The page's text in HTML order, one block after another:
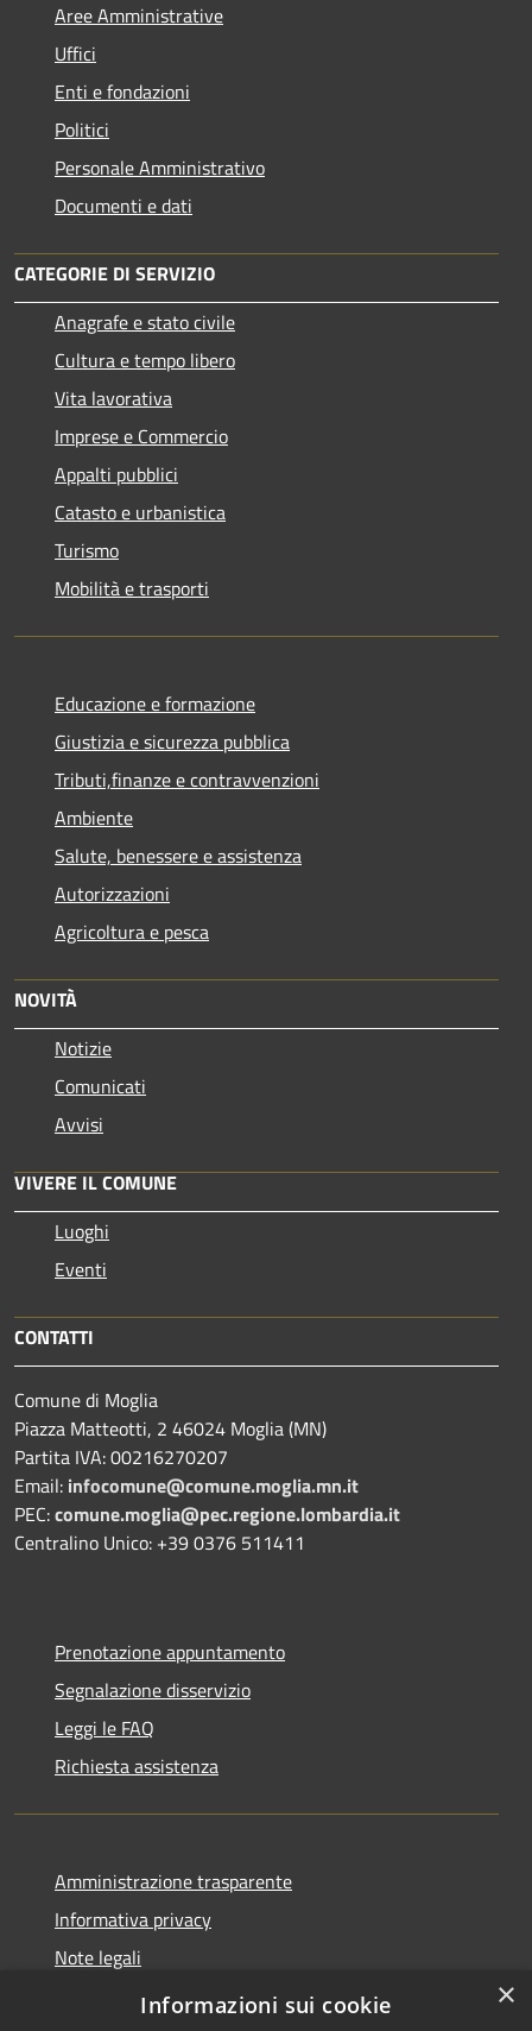
Aree Amministrative
Uffici
Enti e fondazioni
Politici
Personale Amministrativo
Documenti e dati
CATEGORIE DI SERVIZIO
Anagrafe e stato civile
Cultura e tempo libero
Vita lavorativa
Imprese e Commercio
Appalti pubblici
Catasto e urbanistica
Turismo
Mobilità e trasporti
Educazione e formazione
Giustizia e sicurezza pubblica
Tributi,finanze e contravvenzioni
Ambiente
Salute, benessere e assistenza
Autorizzazioni
Agricoltura e pesca
NOVITÀ
Notizie
Comunicati
Avvisi
VIVERE IL COMUNE
Luoghi
Eventi
CONTATTI
Comune di Moglia
Piazza Matteotti, 2 46024 Moglia (MN)
Partita IVA: 00216270207
Email: infocomune@comune.moglia.mn.it
PEC:comune.moglia@pec.regione.lombardia.it
Centralino Unico: +39 0376 511411
Prenotazione appuntamento
Segnalazione disservizio
Leggi le FAQ
Richiesta assistenza
Amministrazione trasparente
Informativa privacy
Note legali
Dichiarazione di accessibilità
×
Informazioni sui cookie